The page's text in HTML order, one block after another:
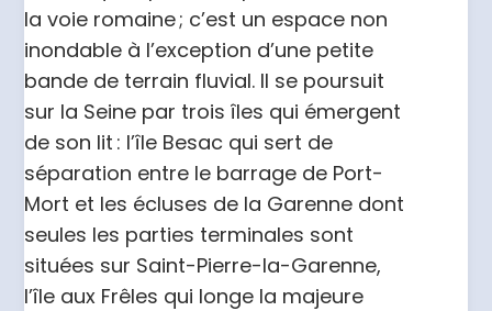
la voie romaine ; c’est un espace non
inondable à l’exception d’une petite
bande de terrain fluvial. Il se poursuit
sur la Seine par trois îles qui émergent
de son lit : l’île Besac qui sert de
séparation entre le barrage de Port-
Mort et les écluses de la Garenne dont
seules les parties terminales sont
situées sur Saint-Pierre-la-Garenne,
l’île aux Frêles qui longe la majeure